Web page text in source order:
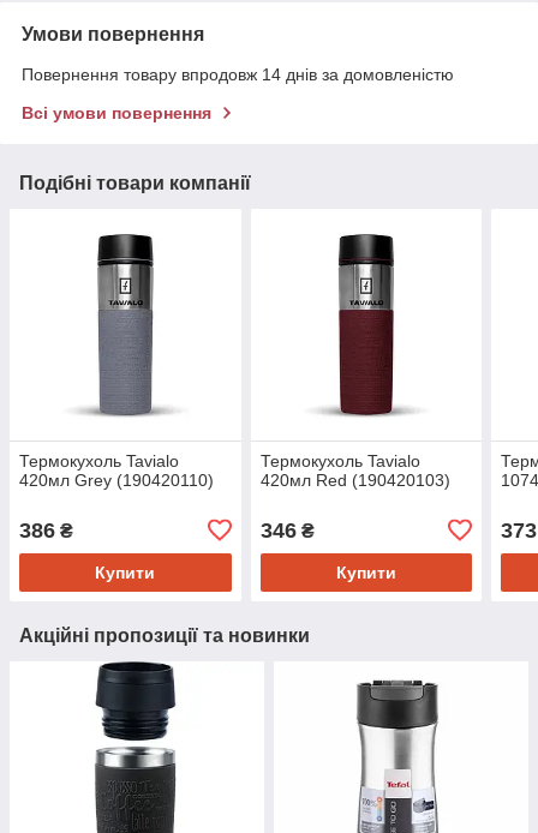
Умови повернення
Повернення товару впродовж 14 днів за домовленістю
Всі умови повернення
Подібні товари компанії
Термокухоль Tavialo
420мл Grey (190420110)
386 ₴
Купити
Термокухоль Tavialo
420мл Red (190420103)
346₴
Купити
373
Акційні пропозиції та новинки